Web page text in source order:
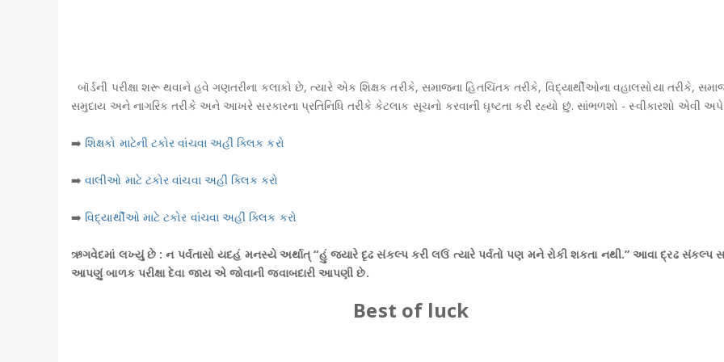
બૉર્ડની પરીક્ષા શરૂ થવાને હવે ગણતરીના કલાકો છે, ત્યારે એક શિક્ષક તરીકે, સમાજના હિ‌તચિંતક તરીકે, વિદ્યાર્થીઓના વહાલસોયા તરીકે,
સમુદાય અને નાગરિક તરીકે અને આખરે સરકારના પ્રતિનિધિ તરીકે કેટલાક સૂચનો કરવાની ઘૃષ્ટતા કરી રહ્યો છું. સાંભળશો - સ્વીકારશો એવી
➡️ શિક્ષકો માટેની ટકોર વાંચવા અહીં ક્લિક કરો
➡️વાલીઓ માટે ટકોર વાંચવા અહીં ક્લિક કરો
➡️ વિદ્યાર્થીઓ માટે ટકોર વાંચવા અહીં ક્લિક કરો
ઋગવેદમાં લખ્યું છે : ન પર્વતાસો યદહં મનસ્યે અર્થાત્ “હું જ્યારે દૃઢ સંકલ્પ કરી લઉં ત્યારે પર્વતો પણ મને રોકી શકતા નથી.” આવા દ્રઢ સંકલ્પ
આપણું બાળક પરીક્ષા દેવા જાય એ જોવાની જ્વાબદારી આપણી છે.
Best of luck